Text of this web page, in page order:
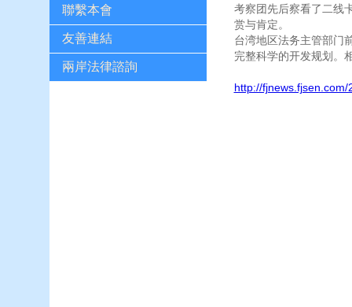
聯繫本會
友善連結
兩岸法律諮詢
考察团先后察看了二线
赏与肯定。
台湾地区法务主管部门
完整科学的开发规划。
http://